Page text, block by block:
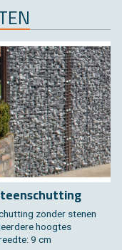
zon­der ste­nen
hoog­tes
9 cm